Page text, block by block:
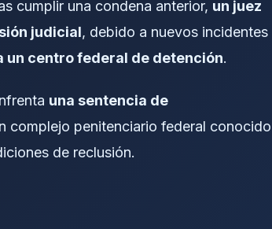
cumplir una condena anterior, un juez
judicial, debido a nuevos incidentes
un centro federal de detención.
una sentencia de
complejo penitenciario federal conocido
de reclusión.